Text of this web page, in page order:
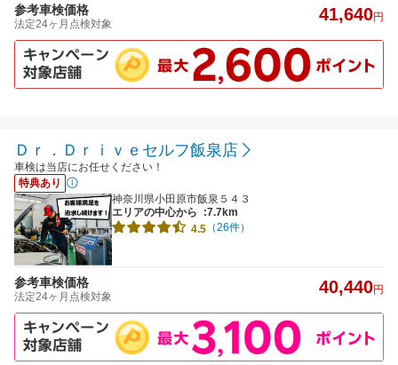
参考車検価格
法定24ヶ月点検対象 41,640円
Ｄｒ．Ｄｒｉｖｅセルフ飯泉店
車検は当店にお任せください！
特典あり
神奈川県小田原市飯泉５４３
エリアの中心から
:7.7km
4.5 （26件）
参考車検価格
法定24ヶ月点検対象 40,440円